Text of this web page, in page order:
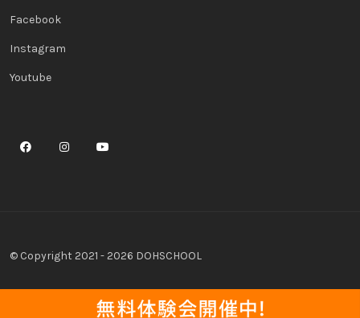
Facebook
Instagram
Youtube
© Copyright 2021 - 2026 DOHSCHOOL